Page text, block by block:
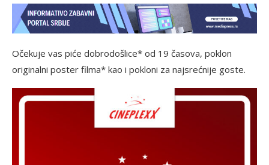
Očekuje vas piće dobrodošlice* od 19 časova, poklon
originalni poster filma* kao i pokloni za najsrećnije goste.